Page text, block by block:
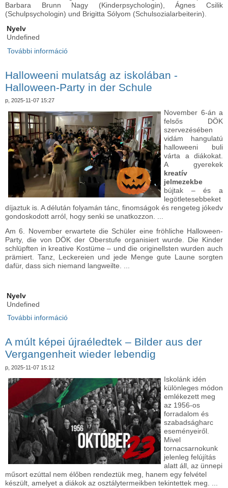
Barbara Brunn Nagy (Kinderpsychologin), Ágnes Csilik
(Schulpsychologin) und Brigitta Sólyom (Schulsozialarbeiterin).
Nyelv
Undefined
További információ
Halloweeni mulatság az iskolában -
Halloween-Party in der Schule
p, 2025-11-07 15:27
November 6-án a
felsős DÖK
szervezésében
vidám hangulatú
halloweeni buli
várta a diákokat.
A gyerekek
kreatív
jelmezekbe
bújtak – és a
legötletesebbeket
díjaztuk is. A délután folyamán tánc, finomságok és rengeteg jókedv
gondoskodott arról, hogy senki se unatkozzon. ...
Am 6. November erwartete die Schüler eine fröhliche Halloween-
Party, die von DÖK der Oberstufe organisiert wurde. Die Kinder
schlüpften in kreative Kostüme – und die originellsten wurden auch
prämiert. Tanz, Leckereien und jede Menge gute Laune sorgten
dafür, dass sich niemand langweilte. ...
Nyelv
Undefined
További információ
A múlt képei újraéledtek – Bilder aus der
Vergangenheit wieder lebendig
p, 2025-11-07 15:12
Iskolánk idén
különleges módon
emlékezett meg
az 1956-os
forradalom és
szabadságharc
eseményeiről.
Mivel
tornacsarnokunk
jelenleg felújítás
alatt áll, az ünnepi
műsort ezúttal nem élőben rendeztük meg, hanem egy felvétel
készült, amelyet a diákok az osztálytermeikben tekintettek meg. ...